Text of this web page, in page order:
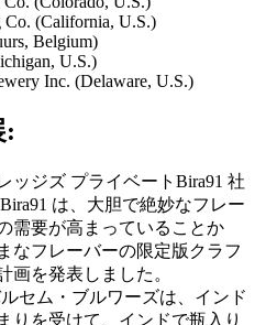
Co. (California, U.S.)
Belgium)
U.S.)
Inc. (Delaware, U.S.)
:
ッジズ プライベートBira91 社
は、大胆で絶妙なフレー
需要が高まっていることか
なフレーバーの限定版クラフ
画を発表しました。
セム・ブルワーズは、インド
りを受けて、インドで瓶入り